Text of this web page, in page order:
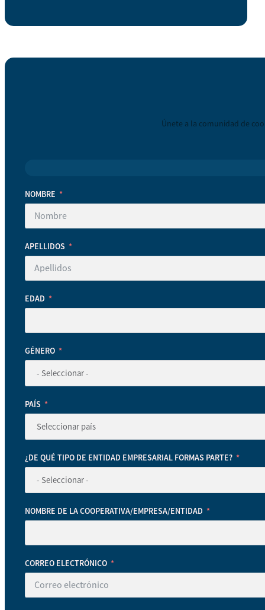
Únete a la comunidad de
NOMBRE
APELLIDOS
EDAD
GÉNERO
PAÍS
¿DE QUÉ TIPO DE ENTIDAD EMPRESARIAL FORMAS PARTE?
NOMBRE DE LA COOPERATIVA/EMPRESA/ENTIDAD
CORREO ELECTRÓNICO